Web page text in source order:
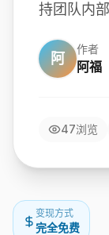
持团队内
阿
作者
阿福
47浏览
变现方式
完全免费